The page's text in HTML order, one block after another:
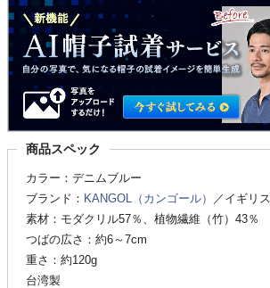
商品スペック
カラー：デニムブルー
ブランド： KANGOL（カンゴール）
／イギリス
素材：モダクリル57％、植物繊維（竹）43％
つばの広さ：約6～7cm
重さ：約120g
台湾製